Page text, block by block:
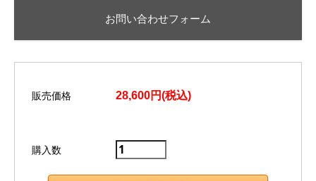
お問い合わせフォーム
販売価格 28,600円(税込)
購入数